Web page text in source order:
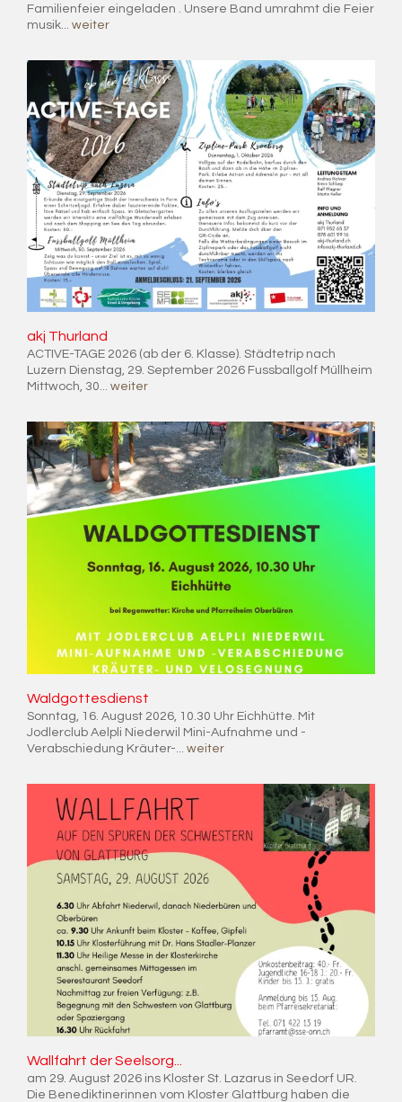
Familienfeier eingeladen . Unsere Band umrahmt die Feier
musik... weiter
akj Thur­land
ACTIVE-TAGE 2026 (ab der 6. Klasse). Städtetrip nach
Luzern Dienstag, 29. September 2026 Fussballgolf Müllheim
Mittwoch, 30... weiter
Wald­got­tes­dienst
Sonntag, 16. August 2026, 10.30 Uhr Eichhütte. Mit
Jodlerclub Aelpli Niederwil Mini-Aufnahme und -
Verabschiedung Kräuter-... weiter
Wall­fahrt der Seel­sorg...
am 29. August 2026 ins Kloster St. Lazarus in Seedorf UR.
Die Benediktinerinnen vom Kloster Glattburg haben die